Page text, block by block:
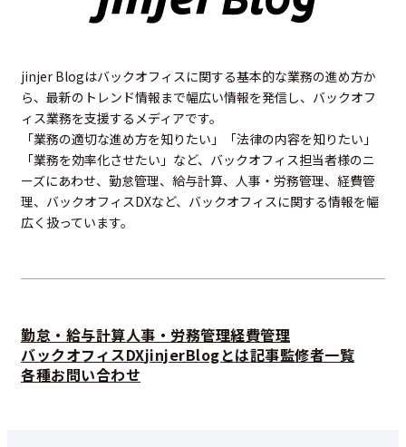
jinjer Blogはバックオフィスに関する基本的な業務の進め方か
ら、最新のトレンド情報まで幅広い情報を発信し、バックオフ
ィス業務を支援するメディアです。
「業務の適切な進め方を知りたい」「法律の内容を知りたい」
「業務を効率化させたい」など、バックオフィス担当者様のニ
ーズにあわせ、勤怠管理、給与計算、人事・労務管理、経費管
理、バックオフィスDXなど、バックオフィスに関する情報を幅
広く扱っています。
勤怠・給与計算人事・労務管理経費管理
バックオフィスDXjinjerBlogとは記事監修者一覧
各種お問い合わせ